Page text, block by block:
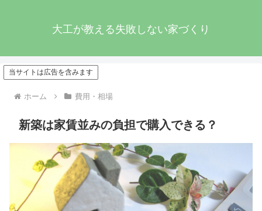
大工が教える失敗しない家づくり
当サイトは広告を含みます
ホーム 費用・相場
新築は家賃並みの負担で購入できる？